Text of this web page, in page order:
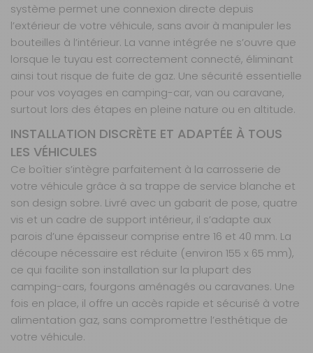
système permet une connexion directe depuis
l’extérieur de votre véhicule, sans avoir à manipuler les
bouteilles à l’intérieur. La vanne intégrée ne s’ouvre que
lorsque le tuyau est correctement connecté, éliminant
ainsi tout risque de fuite de gaz. Une sécurité essentielle
pour vos voyages en camping-car, van ou caravane,
surtout lors des étapes en pleine nature ou en altitude.
INSTALLATION DISCRÈTE ET ADAPTÉE À TOUS
LES VÉHICULES
Ce boîtier s’intègre parfaitement à la carrosserie de
votre véhicule grâce à sa trappe de service blanche et
son design sobre. Livré avec un gabarit de pose, quatre
vis et un cadre de support intérieur, il s’adapte aux
parois d’une épaisseur comprise entre 16 et 40 mm. La
découpe nécessaire est réduite (environ 155 x 65 mm),
ce qui facilite son installation sur la plupart des
camping-cars, fourgons aménagés ou caravanes. Une
fois en place, il offre un accès rapide et sécurisé à votre
alimentation gaz, sans compromettre l’esthétique de
votre véhicule.